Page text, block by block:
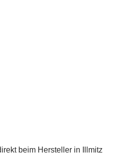
beim Hersteller in Illmitz